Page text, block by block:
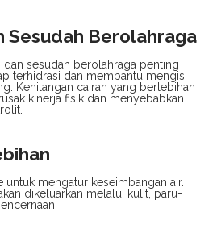
Sesudah Berolahraga
sesudah berolahraga penting
terhidrasi dan membantu mengisi
Kehilangan cairan yang berlebihan
kinerja fisik dan menyebabkan
mengatur keseimbangan air.
dikeluarkan melalui kulit, paru-